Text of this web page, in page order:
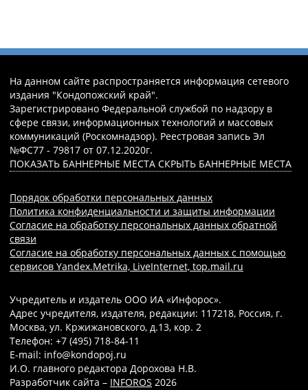
На данном сайте распространяется информация сетевого
издания "Кондопожский край".
Зарегистрировано Федеральной службой по надзору в
сфере связи, информационных технологий и массовых
коммуникаций (Роскомнадзор). Реестровая запись Эл
№ФС77 - 79817 от 07.12.2020г.
ПОКАЗАТЬ БАННЕРНЫЕ МЕСТА СКРЫТЬ БАННЕРНЫЕ МЕСТА
Порядок обработки персональных данных
Политика конфиденциальности и защиты информации
Согласие на обработку персональных данных обратной
связи
Согласие на обработку персональных данных с помощью
сервисов Yandex.Metrika, LiveInternet, top.mail.ru
Учредитель и издатель ООО ИА «Инфорос».
Адрес учредителя, издателя, редакции: 117218, Россия, г.
Москва, ул. Кржижановского, д.13, кор. 2
Телефон: +7 (495) 718-84-11
E-mail: info@kondopoj.ru
И.О. главного редактора Дорохова Н.В.
Разработчик сайта – INFOROS 2026